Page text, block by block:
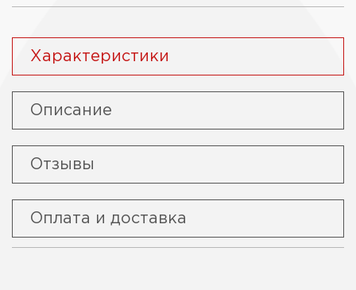
Характеристики
Описание
Отзывы
Оплата и доставка